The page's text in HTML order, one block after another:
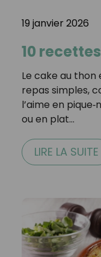
19 janvier 2026
10
Le cake au thon
repas simples,
l’aime en
ou en plat…
LIRE LA SUITE